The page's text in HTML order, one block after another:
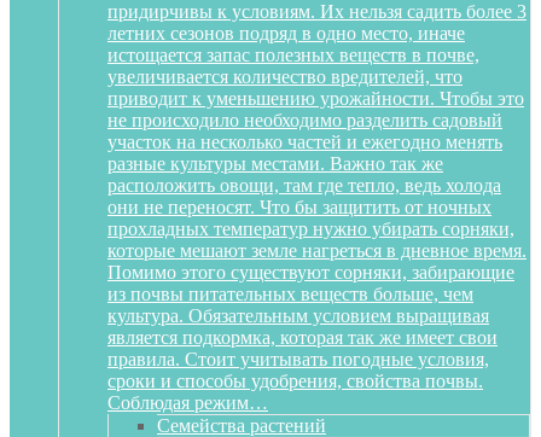
придирчивы к условиям. Их нельзя садить более 3
летних сезонов подряд в одно место, иначе
истощается запас полезных веществ в почве,
увеличивается количество вредителей, что
приводит к уменьшению урожайности. Чтобы это
не происходило необходимо разделить садовый
участок на несколько частей и ежегодно менять
разные культуры местами. Важно так же
расположить овощи, там где тепло, ведь холода
они не переносят. Что бы защитить от ночных
прохладных температур нужно убирать сорняки,
которые мешают земле нагреться в дневное время.
Помимо этого существуют сорняки, забирающие
из почвы питательных веществ больше, чем
культура. Обязательным условием выращивая
является подкормка, которая так же имеет свои
правила. Стоит учитывать погодные условия,
сроки и способы удобрения, свойства почвы.
Соблюдая режим…
Семейства растений